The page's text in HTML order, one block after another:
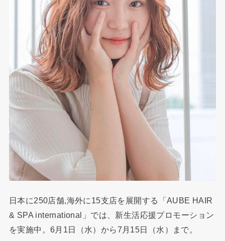
日本に250店舗,海外に15支店を展開する「AUBE HAIR
& SPA international」では、新生活応援プロモーション
を実施中。6月1日（水）から7月15日（水）まで。